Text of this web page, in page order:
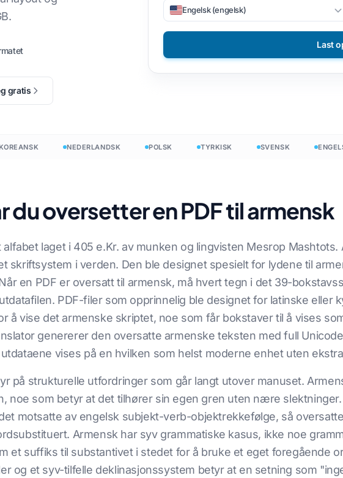
Oversett CSV-filer
Oversett JSON
Antall ord i InDesign
DOCX til TXT Filippinsk
gratis
Engelsk (engelsk)
Last
NEDERLANDSK POLSK TYRKISK SVENSK ENGELSK
du oversetter en PDF til armensk
laget i 405 e.Kr. av munken og lingvisten Mesrop
skriftsystem i verden. Den ble designet spesielt for lydene til
en PDF er oversatt til armensk, må hvert tegn i det 39-
PDF-filer som opprinnelig ble designet for latinske eller
å vise det armenske skriptet, noe som får bokstaver til å vises
genererer den oversatte armenske teksten med full
vises på en hvilken som helst moderne enhet uten
på strukturelle utfordringer som går langt utover manuset.
noe som betyr at det tilhører sin egen gren uten nære
motsatte av engelsk subjekt-verb-objektrekkefølge, så
Armensk har syv grammatiske kasus, ikke noe
et suffiks til substantivet i stedet for å bruke et eget foregående
og et syv-tilfelle deklinasjonssystem betyr at en setning som